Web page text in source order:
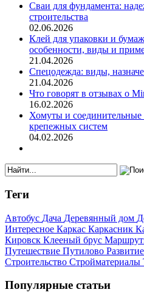
Сваи для фундамента:
строительства
02.06.2026
Клей для упаковки и
особенности, виды и
21.04.2026
Спецодежда: виды,
21.04.2026
Что говорят в отзывах о
16.02.2026
Хомуты и соединительные
крепежных систем
04.02.2026
Теги
Автобус Дача Деревянный дом
Интересное Каркас Каркасник
Кировск Клееный брус
Путешествие Путилово Развитие
Строительство Стройматериалы
Популярные статьи